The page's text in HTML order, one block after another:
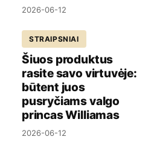
2026-06-12
STRAIPSNIAI
Šiuos produktus
rasite savo virtuvėje:
būtent juos
pusryčiams valgo
princas Williamas
2026-06-12